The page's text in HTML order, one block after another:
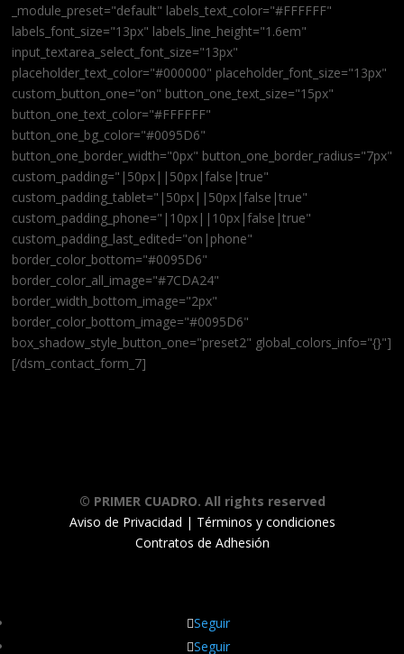
_module_preset="default" labels_text_color="#FFFFFF"
labels_font_size="13px" labels_line_height="1.6em"
input_textarea_select_font_size="13px"
placeholder_text_color="#000000" placeholder_font_size="13px"
custom_button_one="on" button_one_text_size="15px"
button_one_text_color="#FFFFFF"
button_one_bg_color="#0095D6"
button_one_border_width="0px" button_one_border_radius="7px"
custom_padding="|50px||50px|false|true"
custom_padding_tablet="|50px||50px|false|true"
custom_padding_phone="|10px||10px|false|true"
custom_padding_last_edited="on|phone"
border_color_bottom="#0095D6"
border_color_all_image="#7CDA24"
border_width_bottom_image="2px"
border_color_bottom_image="#0095D6"
box_shadow_style_button_one="preset2" global_colors_info="{}"]
[/dsm_contact_form_7]
© PRIMER CUADRO. All rights reserved
Aviso de Privacidad | Términos y condiciones
Contratos de Adhesión
Seguir
Seguir